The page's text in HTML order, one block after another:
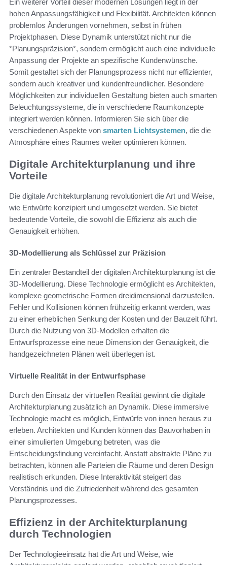
hohen Anpassungsfähigkeit und Flexibilität. Architekten können
problemlos Änderungen vornehmen, selbst in frühen
Projektphasen. Diese Dynamik unterstützt nicht nur die
*Planungspräzision*, sondern ermöglicht auch eine individuelle
Anpassung der Projekte an spezifische Kundenwünsche.
Somit gestaltet sich der Planungsprozess nicht nur effizienter,
sondern auch kreativer und kundenfreundlicher. Besondere
Möglichkeiten zur individuellen Gestaltung bieten auch smarten
Beleuchtungssysteme, die in verschiedene Raumkonzepte
integriert werden können. Informieren Sie sich über die
verschiedenen Aspekte von smarten Lichtsystemen, die die
Atmosphäre eines Raumes weiter optimieren können.
Digitale Architekturplanung und ihre
Vorteile
Die digitale Architekturplanung revolutioniert die Art und Weise,
wie Entwürfe konzipiert und umgesetzt werden. Sie bietet
bedeutende Vorteile, die sowohl die Effizienz als auch die
Genauigkeit erhöhen.
3D-Modellierung als Schlüssel zur Präzision
Ein zentraler Bestandteil der digitalen Architekturplanung ist die
3D-Modellierung. Diese Technologie ermöglicht es Architekten,
komplexe geometrische Formen dreidimensional darzustellen.
Fehler und Kollisionen können frühzeitig erkannt werden, was
zu einer erheblichen Senkung der Kosten und der Bauzeit führt.
Durch die Nutzung von 3D-Modellen erhalten die
Entwurfsprozesse eine neue Dimension der Genauigkeit, die
handgezeichneten Plänen weit überlegen ist.
Virtuelle Realität in der Entwurfsphase
Durch den Einsatz der virtuellen Realität gewinnt die digitale
Architekturplanung zusätzlich an Dynamik. Diese immersive
Technologie macht es möglich, Entwürfe von innen heraus zu
erleben. Architekten und Kunden können das Bauvorhaben in
einer simulierten Umgebung betreten, was die
Entscheidungsfindung vereinfacht. Anstatt abstrakte Pläne zu
betrachten, können alle Parteien die Räume und deren Design
realistisch erkunden. Diese Interaktivität steigert das
Verständnis und die Zufriedenheit während des gesamten
Planungsprozesses.
Effizienz in der Architekturplanung
durch Technologien
Der Technologieeinsatz hat die Art und Weise, wie